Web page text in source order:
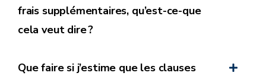
Si le contrat est conclu à durée indéterminée,
l’entreprise peut se réserver le droit de modifier
modifications individuellement et de manière
frais supplémentaires, qu’est-ce-que
cela veut dire ?
Que faire si j’estime que les clauses